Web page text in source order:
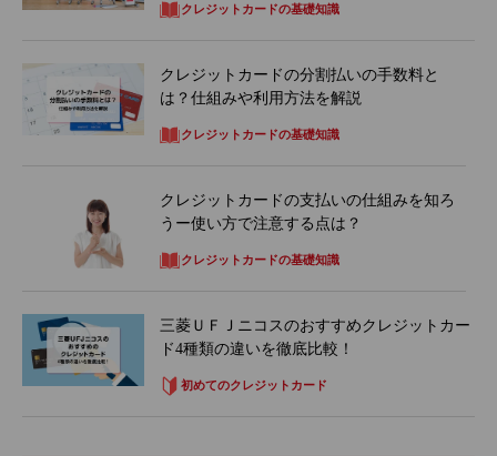
クレジットカードの基礎知識
クレジットカードの分割払いの手数料と
は？仕組みや利用方法を解説
クレジットカードの基礎知識
クレジットカードの支払いの仕組みを知ろ
うー使い方で注意する点は？
クレジットカードの基礎知識
三菱ＵＦＪニコスのおすすめクレジットカー
ド4種類の違いを徹底比較！
初めてのクレジットカード